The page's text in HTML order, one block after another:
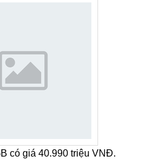
có giá 40.990 triệu VNĐ.